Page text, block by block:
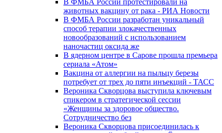
В ФМБА России протестировали на
животных вакцину от рака - РИА Новости
В ФМБА России разработан уникальный
способ терапии злокачественных
новообразований с использованием
наночастиц оксида же
В ядерном центре в Сарове прошла премьера
сериала «Атом»
Вакцина от аллергии на пыльцу березы
потребует от трех до пяти инъекций - ТАСС
Вероника Скворцова выступила ключевым
спикером в стратегической сессии
«Женщины за здоровое общество.
Сотрудничество без
Вероника Скворцова присоединилась к